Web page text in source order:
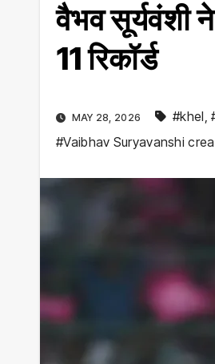
वैभव सूर्यवंशी
11 रिकॉर्ड
MAY 28, 2026 #khel,
#Vaibhav Suryavanshi